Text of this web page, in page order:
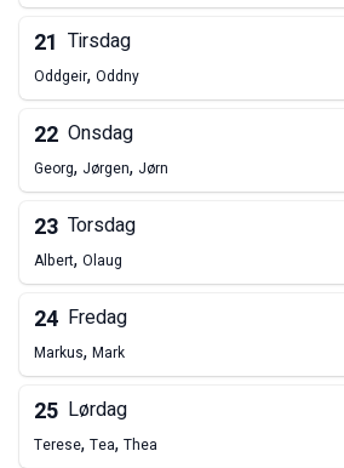
21 Tirsdag
Oddgeir, Oddny
22 Onsdag
Georg, Jørgen, Jørn
23 Torsdag
Albert, Olaug
24 Fredag
Markus, Mark
25 Lørdag
Terese, Tea, Thea